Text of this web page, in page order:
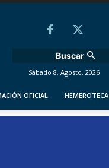
Buscar
Sábado 8, Agosto, 2026
OFICIAL HEMEROTECA